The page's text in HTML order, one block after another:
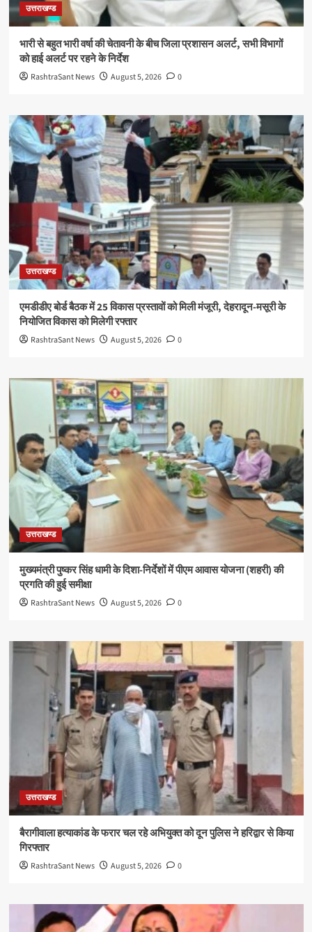
उत्तराखण्ड
भारी से बहुत भारी वर्षा की चेतावनी के बीच जिला प्रशासन अलर्ट, सभी विभागों
को हाई अलर्ट पर रहने के निर्देश
RashtraSant News August 5, 2026 0
उत्तराखण्ड
एमडीडीए बोर्ड बैठक में 25 विकास प्रस्तावों को मिली मंजूरी, देहरादून-मसूरी के
नियोजित विकास को मिलेगी रफ्तार
RashtraSant News August 5, 2026 0
उत्तराखण्ड
मुख्यमंत्री पुष्कर सिंह धामी के दिशा-निर्देशों में पीएम आवास योजना (शहरी) की
प्रगति की हुई समीक्षा
RashtraSant News August 5, 2026 0
उत्तराखण्ड
बैरागीवाला हत्याकांड के फरार चल रहे अभियुक्त को दून पुलिस ने हरिद्वार से किया
गिरफ्तार
RashtraSant News August 5, 2026 0